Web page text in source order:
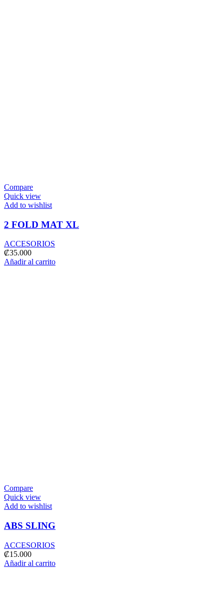
Compare
Quick view
Add to wishlist
2 FOLD MAT XL
ACCESORIOS
₡35.000
Añadir al carrito
Compare
Quick view
Add to wishlist
ABS SLING
ACCESORIOS
₡15.000
Añadir al carrito